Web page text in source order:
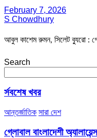
February 7, 2026
S Chowdhury
আবুল কাশেম রুমন, সিলেট ব্যুরো :
Search
র্সবশেষ খবর
আন্তর্জাতিক সারা দেশ
গ্লোবাল বাংলাদেশী